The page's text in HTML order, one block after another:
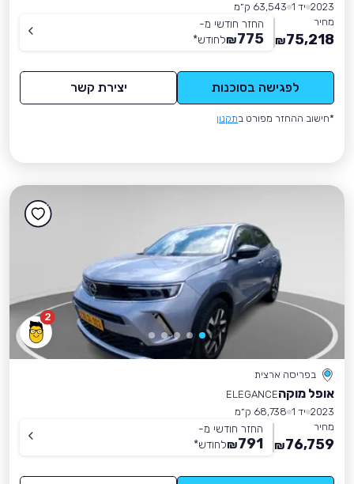
2023 יד 1
63,543 ק״מ
מחיר
75,218
₪
החזר חודשי מ-
775
₪לחודש*
לפגישה בסוכנות יצירת קשר
*חישוב ההחזר מפורט בתקנון
2
בפריסה ארצית
אופל מוקהELEGANCE
2023 יד 1
68,738 ק״מ
מחיר
76,759
₪
החזר חודשי מ-
791
₪לחודש*